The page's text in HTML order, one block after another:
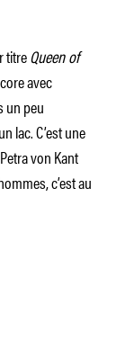
titreQueen of
avec
un peu
lac. C’est une
von Kant
c’est au